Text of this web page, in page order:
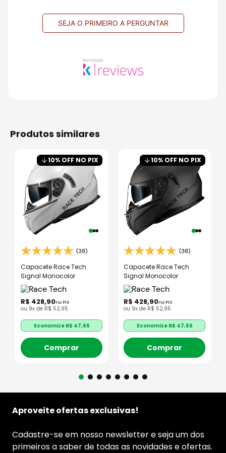
SEJA O PRIMEIRO A PERGUNTAR
produtos similares
10% OFF NO PIX
(38)
Capacete Race Tech
Signal Monocolor
R$ 428,90no PIX
ou 9x de R$ 52,95
Economize R$ 47,66
Comprar
10% OFF NO PIX
(38)
Capacete Race Tech
Signal Monocolor
R$ 428,90no PIX
ou 9x de R$ 52,95
Economize R$ 47,66
Comprar
Aproveite ofertas exclusivas!
Cadastre-se em nosso newsletter e seja um dos
primeiros a saber de todas as novidades e ofertas.